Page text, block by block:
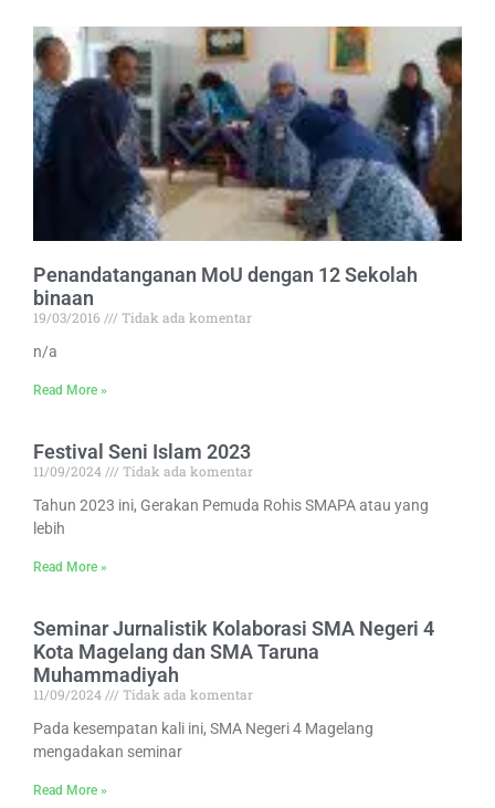
Penandatanganan MoU dengan 12 Sekolah
binaan
19/03/2016
Tidak ada komentar
n/a
Read More »
Festival Seni Islam 2023
11/09/2024
Tidak ada komentar
Tahun 2023 ini, Gerakan Pemuda Rohis SMAPA atau yang
lebih
Read More »
Seminar Jurnalistik Kolaborasi SMA Negeri 4
Kota Magelang dan SMA Taruna
Muhammadiyah
11/09/2024
Tidak ada komentar
Pada kesempatan kali ini, SMA Negeri 4 Magelang
mengadakan seminar
Read More »